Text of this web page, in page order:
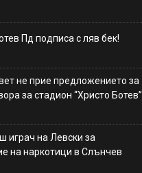
Пд подписа с ляв бек!
не прие предложението за
за стадион “Христо Ботев”
играч на Левски за
на наркотици в Слънчев